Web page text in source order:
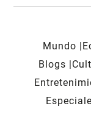
Mundo
Blogs